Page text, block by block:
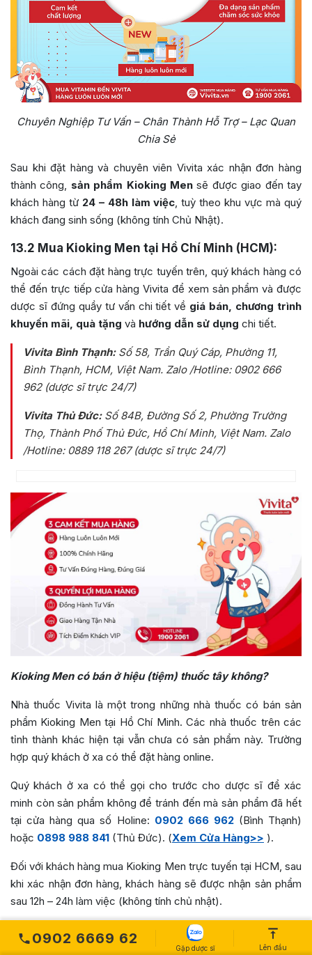
Chuyên Nghiệp Tư Vấn – Chân Thành Hỗ Trợ – Lạc Quan
Chia Sẻ
Sau khi đặt hàng và chuyên viên Vivita xác nhận đơn hàng
thành công, sản phẩm Kioking Men sẽ được giao đến tay
khách hàng từ 24 – 48h làm việc, tuỳ theo khu vực mà quý
khách đang sinh sống (không tính Chủ Nhật).
13.2 Mua Kioking Men tại Hồ Chí Minh (HCM):
Ngoài các cách đặt hàng trực tuyến trên, quý khách hàng có
thể đến trực tiếp cửa hàng Vivita để xem sản phẩm và được
dược sĩ đứng quầy tư vấn chi tiết về giá bán, chương trình
khuyến mãi, quà tặng và hướng dẫn sử dụng chi tiết.
Vivita Bình Thạnh:Số 58, Trần Quý Cáp, Phường 11,
Bình Thạnh, HCM, Việt Nam. Zalo /Hotline: 0902 666
962 (dược sĩ trực 24/7)
Vivita Thủ Đức:Số 84B, Đường Số 2, Phường Trường
Thọ, Thành Phố Thủ Đức, Hồ Chí Minh, Việt Nam. Zalo
/Hotline: 0889 118 267 (dược sĩ trực 24/7)
Kioking Men có bán ở hiệu (tiệm) thuốc tây không?
Nhà thuốc Vivita là một trong những nhà thuốc có bán sản
phẩm Kioking Men tại Hồ Chí Minh. Các nhà thuốc trên các
tỉnh thành khác hiện tại vẫn chưa có sản phẩm này. Trường
hợp quý khách ở xa có thể đặt hàng online.
Quý khách ở xa có thể gọi cho trước cho dược sĩ để xác
minh còn sản phẩm không để tránh đến mà sản phẩm đã hết
tại cửa hàng qua số Holine: 0902 666 962(Bình Thạnh)
hoặc 0898 988 841 (Thủ Đức). (Xem Cửa Hàng>> ).
Đối với khách hàng mua Kioking Men trực tuyến tại HCM, sau
khi xác nhận đơn hàng, khách hàng sẽ được nhận sản phẩm
sau 12h – 24h làm việc (không tính chủ nhật).
0902 6669 62
Gặp dược sĩ Lên đầu